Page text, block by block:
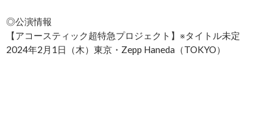
◎公演情報
【アコースティック超特急プロジェクト】※タイトル未定
2024年2月1日（木）東京・Zepp Haneda（TOKYO）